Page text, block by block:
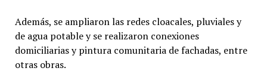
Además, se ampliaron las redes cloacales, pluviales y
de agua potable y se realizaron conexiones
domiciliarias y pintura comunitaria de fachadas, entre
otras obras.